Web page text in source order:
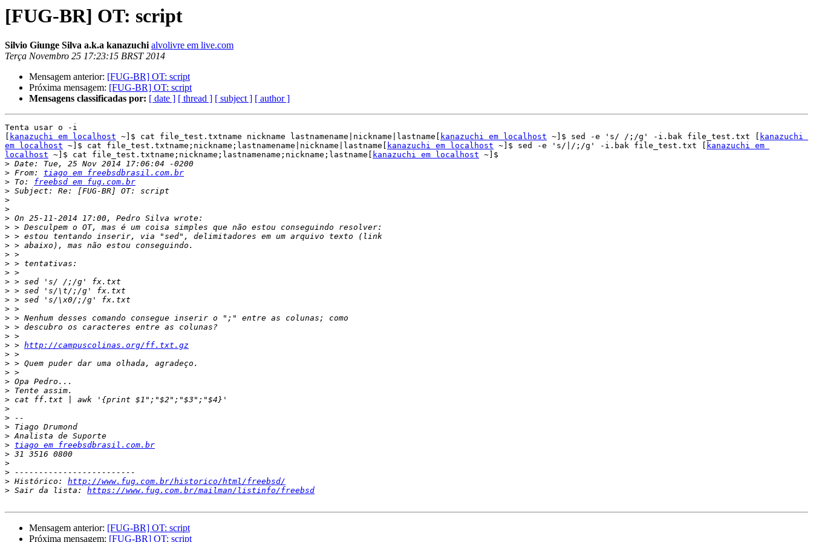
[FUG-BR] OT: script
Silvio Giunge Silva a.k.a kanazuchi alvolivre em live.com
Terça Novembro 25 17:23:15 BRST 2014
Mensagem anterior: [FUG-BR] OT: script
Próxima mensagem: [FUG-BR] OT: script
Mensagens classificadas por: [ date ] [ thread ] [ subject ] [ author ]
Tenta usar o -i
kanazuchi em localhost ~]$ cat file_test.txtname nickname lastnamename|nickname|lastname[ kanazuchi em localhost ~]$ sed -e 's/ /;/g' -i.bak file_test.txt [
kanazuchi
em localhost ~]$ cat file_test.txtname;nickname;lastnamename|nickname|lastname[ kanazuchi em localhost ~]$ sed -e 's/|/;/g' -i.bak file_test.txt [
kanazuchi em
localhost ~]$ cat file_test.txtname;nickname;lastnamename;nickname;lastname[ kanazuchi em localhost ~]$
>
> From: tiago em freebsdbrasil.com.br
> To: freebsd em fug.com.br
>
>
>
>
>
>
>
>
>
>
>
>
>
>
>
>
>
> > http://campuscolinas.org/ff.txt.gz
>
>
>
>
>
>
>
>
>
>
> tiago em freebsdbrasil.com.br
>
>
>
> Histórico: http://www.fug.com.br/historico/html/freebsd/
> Sair da lista: https://www.fug.com.br/mailman/listinfo/freebsd
Mensagem anterior: [FUG-BR] OT: script
Próxima mensagem: [FUG-BR] OT: script